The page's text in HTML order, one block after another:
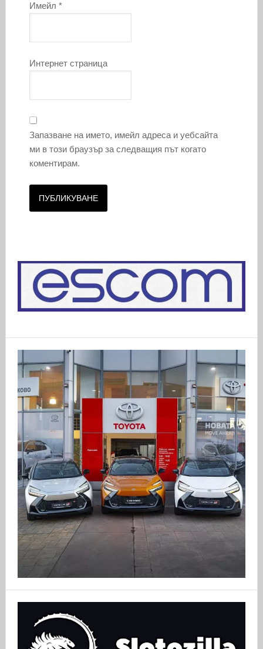
Имейл *
Интернет страница
Запазване на името, имейл адреса и уебсайта
ми в този браузър за следващия път когато
коментирам.